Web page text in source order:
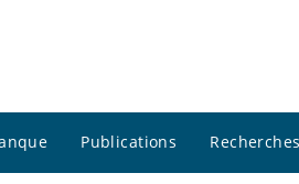
Publications Recherches